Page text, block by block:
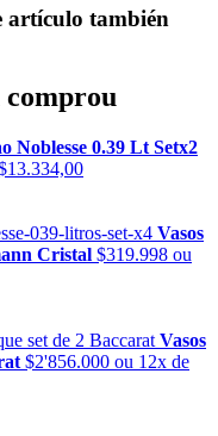
artículo también
comprou
Noblesse 0.39 Lt Setx2
Vasos
Cristal $319.998 ou
Vasos
$2'856.000 ou 12x de